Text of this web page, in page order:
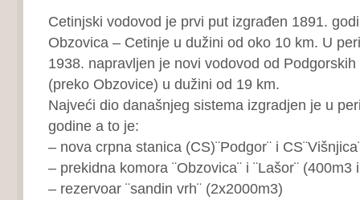
Cetinjski vodovod je prvi put izgrađen 1891.
Obzovica – Cetinje u dužini od oko 10 km. U
1938. napravljen je novi vodovod od
(preko Obzovice) u dužini od 19 km.
Najveći dio današnjeg sistema izgradjen je u
godine a to je:
– nova crpna stanica (CS)¨Podgor¨ i
– prekidna komora ¨Obzovica¨ i ¨Lašor¨ (400m3
– rezervoar ¨sandin vrh¨ (2x2000m3)